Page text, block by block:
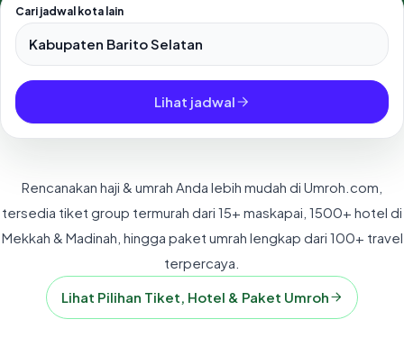
Cari jadwal kota lain
Pilih salah satu dari 500+ kota dan kabupaten di Indonesia.
Lihat jadwal
Rencanakan haji & umrah Anda lebih mudah di Umroh.com,
tersedia tiket group termurah dari 15+ maskapai, 1500+ hotel di
Mekkah & Madinah, hingga paket umrah lengkap dari 100+ travel
terpercaya.
Lihat Pilihan Tiket, Hotel & Paket Umroh